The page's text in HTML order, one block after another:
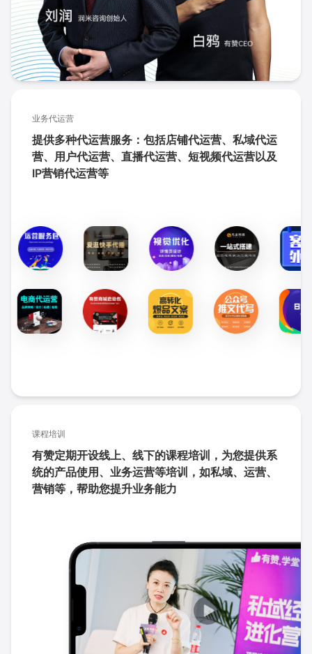
业务代运营
提供多种代运营服务：包括店铺代运营、私域代运
营、用户代运营、直播代运营、短视频代运营以及
IP营销代运营等
课程培训
有赞定期开设线上、线下的课程培训，为您提供系
统的产品使用、业务运营等培训，如私域、运营、
营销等，帮助您提升业务能力